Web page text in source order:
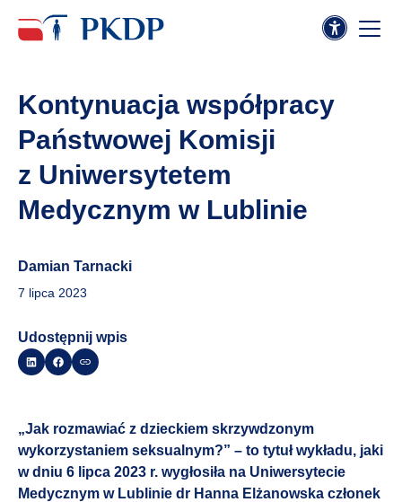
Kontynuacja współpracy
Państwowej Komisji
z Uniwersytetem
Medycznym w Lublinie
Damian Tarnacki
7 lipca 2023
Udostępnij wpis
„Jak rozmawiać z dzieckiem skrzywdzonym
wykorzystaniem seksualnym?” – to tytuł wykładu, jaki
w dniu 6 lipca 2023 r. wygłosiła na Uniwersytecie
Medycznym w Lublinie dr Hanna Elżanowska członek